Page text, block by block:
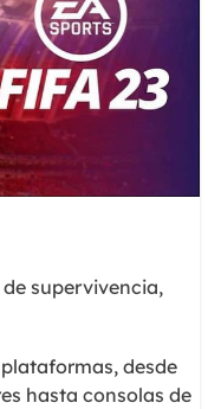
supervivencia,
desde
hasta consolas de